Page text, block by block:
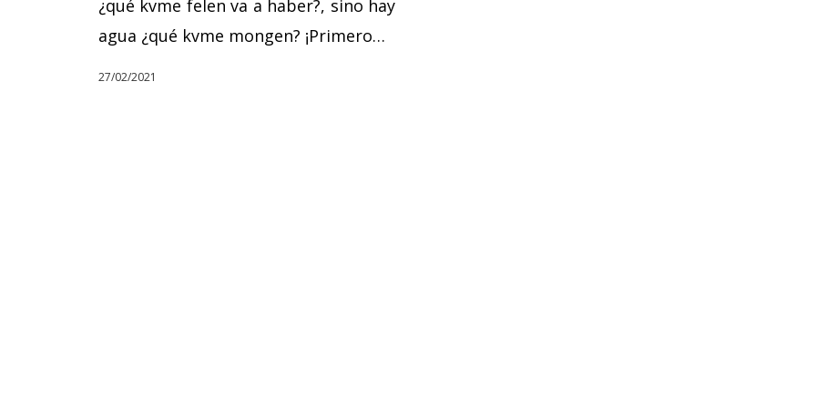
¿qué kvme felen va a haber?, sino hay
agua ¿qué kvme mongen? ¡Primero…
27/02/2021